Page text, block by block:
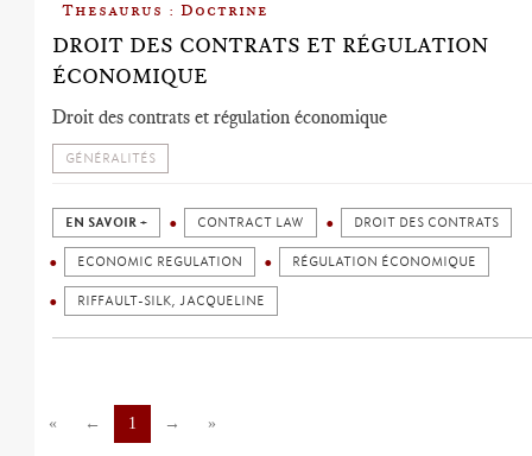
Thesaurus : Doctrine
DROIT DES CONTRATS ET RÉGULATION
ÉCONOMIQUE
Droit des contrats et régulation économique
GÉNÉRALITÉS
EN SAVOIR + CONTRACT LAW DROIT DES CONTRATS
ECONOMIC REGULATION RÉGULATION ÉCONOMIQUE
RIFFAULT-SILK, JACQUELINE
« ← 1 → »